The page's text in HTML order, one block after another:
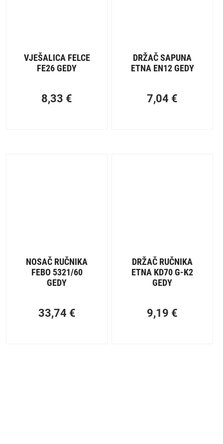
VJEŠALICA FELCE
FE26 GEDY
8,33 €
DRŽAČ SAPUNA
ETNA EN12 GEDY
7,04 €
NOSAČ RUČNIKA
FEBO 5321/60
GEDY
33,74 €
DRŽAČ RUČNIKA
ETNA KD70 G-K2
GEDY
9,19 €